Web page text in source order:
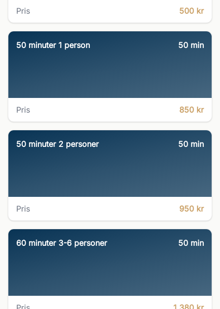
Pris 500 kr
50 minuter 1 person 50 min
Pris 850 kr
50 minuter 2 personer 50 min
Pris 950 kr
60 minuter 3-6 personer 50 min